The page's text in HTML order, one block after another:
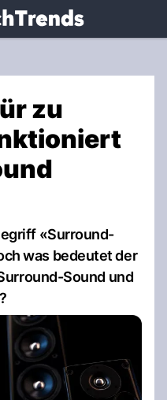
zu
«Surround-
was bedeutet der
Sound und